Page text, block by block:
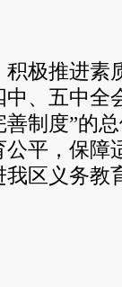
极推进素
、五中全
制度”的
平，保障
区义务教